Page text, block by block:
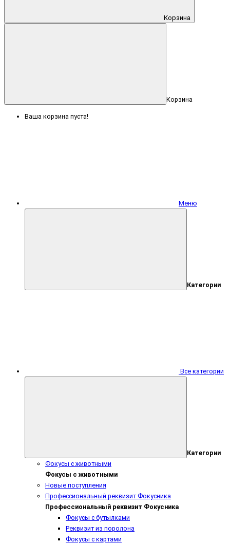
Корзина
Корзина
Ваша корзина пуста!
Меню
Категории
Все категории
Категории
Фокусы с животными
Фокусы с животными
Новые поступления
Профессиональный реквизит Фокусника
Профессиональный реквизит Фокусника
Фокусы с бутылками
Реквизит из поролона
Фокусы с картами